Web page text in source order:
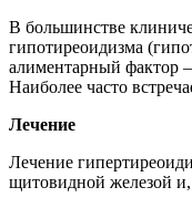
В большинстве
гипотиреоидизма
алиментарный фактор
Наиболее часто
Лечение
Лечение
щитовидной железой и,